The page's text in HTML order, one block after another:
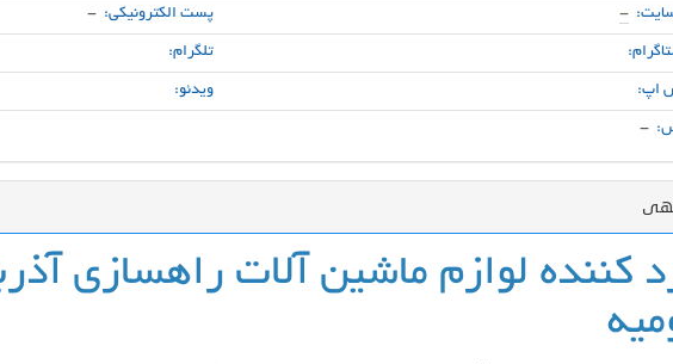
- پست الکترونیکی: -
تلگرام:
اپ: ویدئو:
-
کننده لوازم ماشین آلات راهسازی